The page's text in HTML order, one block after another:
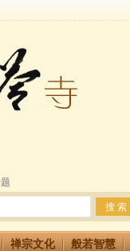
章
普渡群蒙盂兰盆
禅宗文化 般若智慧